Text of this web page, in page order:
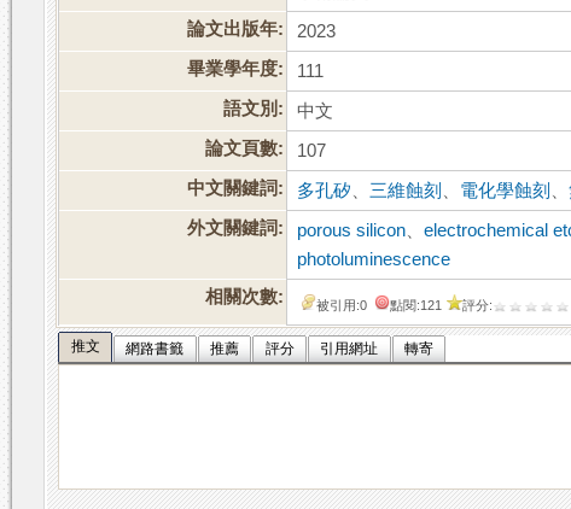
論文出版年:
2023
畢業學年度:
111
語文別:
中文
論文頁數:
107
中文關鍵詞:
多孔矽 三維蝕刻 電化學蝕刻 、
外文關鍵詞:
porous silicon 、electrochemical
photoluminescence
相關次數:
被引用:0 點閱:121 評分:
推文 網路書籤 推薦 評分 引用網址 轉寄